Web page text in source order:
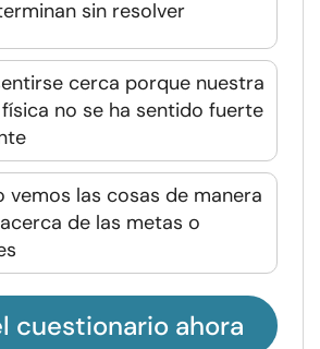
sin resolver
cerca porque nuestra
no se ha sentido fuerte
vemos las cosas de manera
de las metas o
cuestionario ahora